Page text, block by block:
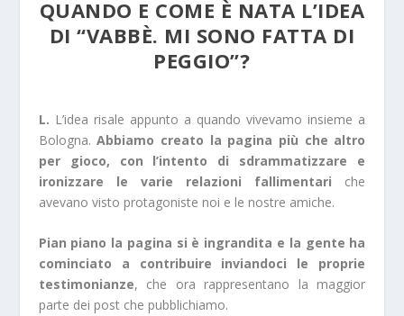
QUANDO E COME È NATA L’IDEA
DI “VABBÈ. MI SONO FATTA DI
PEGGIO”?
L. L’idea risale appunto a quando vivevamo insieme a
Bologna.Abbiamo creato la pagina più che altro
per gioco, con l’intento di sdrammatizzare e
ironizzare le varie relazioni fallimentari che
avevano visto protagoniste noi e le nostre amiche.
Pian piano la pagina si è ingrandita e la gente ha
cominciato a contribuire inviandoci le proprie
testimonianze, che ora rappresentano la maggior
parte dei post che pubblichiamo.